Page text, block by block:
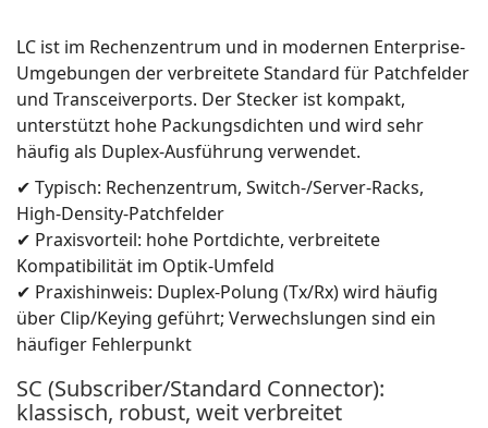
LC ist im Rechenzentrum und in modernen Enterprise-
Umgebungen der verbreitete Standard für Patchfelder
und Transceiverports. Der Stecker ist kompakt,
unterstützt hohe Packungsdichten und wird sehr
häufig als Duplex-Ausführung verwendet.
✔ Typisch: Rechenzentrum, Switch-/Server-Racks,
High-Density-Patchfelder
✔ Praxisvorteil: hohe Portdichte, verbreitete
Kompatibilität im Optik-Umfeld
✔ Praxishinweis: Duplex-Polung (Tx/Rx) wird häufig
über Clip/Keying geführt; Verwechslungen sind ein
häufiger Fehlerpunkt
SC (Subscriber/Standard Connector):
klassisch, robust, weit verbreitet